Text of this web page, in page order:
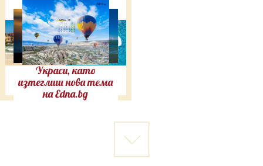
Украси, като
изтеглиш нова тема
на Edna.bg